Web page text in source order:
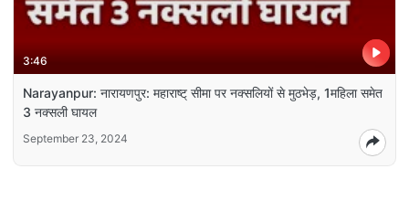
3:46
Narayanpur: नारायणपुर: महाराष्ट् सीमा पर नक्सलियों से मुठभेड़, 1महिला समेत
3 नक्सली घायल
September 23, 2024